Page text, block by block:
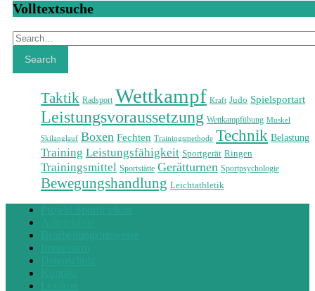
Volltextsuche
Search
Search
Taktik Radsport Wettkampf Kraft Judo Spielsportart
Leistungsvoraussetzung Wettkampfübung Muskel
Skilanglauf Boxen Fechten Trainingsmethode Technik Belastung
Training Leistungsfähigkeit Sportgerät Ringen
Trainingsmittel Sportstätte Gerätturnen Sportpsychologie
Bewegungshandlung Leichtathletik